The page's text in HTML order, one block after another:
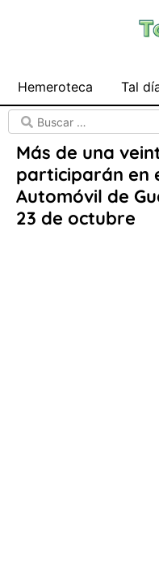
Hemeroteca Tal
Más de una
participarán en
Automóvil de
23 de octubre